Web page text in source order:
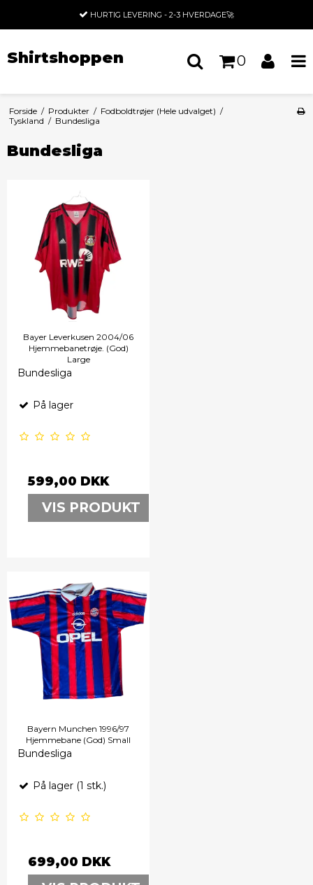
HURTIG LEVERING - 2-3 HVERDAGE🚀
Shirtshoppen 0
Forside / Produkter / Fodboldtrøjer (Hele udvalget) /
Tyskland / Bundesliga
Bundesliga
Bayer Leverkusen 2004/06
Hjemmebanetrøje. (God)
Large
Bundesliga
På lager
599,00 DKK
VIS PRODUKT
Bayern Munchen 1996/97
Hjemmebane (God) Small
Bundesliga
På lager (1 stk.)
699,00 DKK